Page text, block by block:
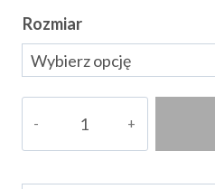
Rozmiar